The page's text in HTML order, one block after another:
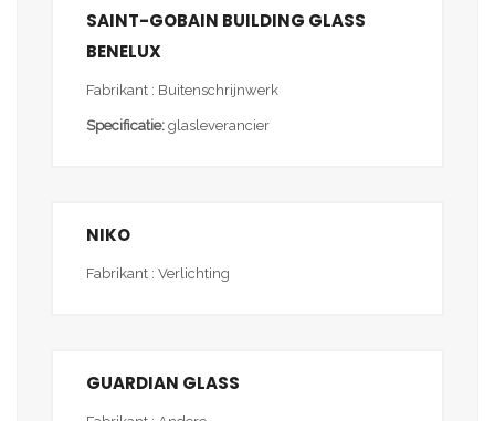
SAINT-GOBAIN BUILDING GLASS
BENELUX
Fabrikant : Buitenschrijnwerk
Specificatie: glasleverancier
NIKO
Fabrikant : Verlichting
GUARDIAN GLASS